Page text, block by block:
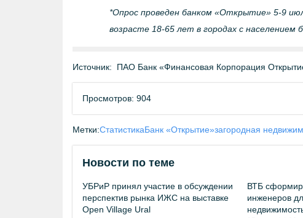
*Опрос проведен банком «Открытие» 5-9
возрасте 18-65 лет в городах с населением
Источник: ПАО Банк «Финансовая Корпорация
Просмотров: 904
Метки:СтатистикаБанк «Открытие»загородная
Новости по теме
УБРиР принял участие в обсуждении
перспектив рынка ИЖС на выставке
Open Village Ural
ВТБ
инженеров